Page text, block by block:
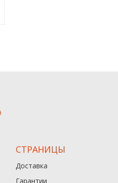
СТРАНИЦЫ
Доставка
Гарантии